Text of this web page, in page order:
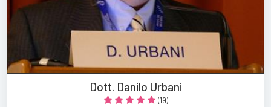
Dott. Danilo Urbani
(19)